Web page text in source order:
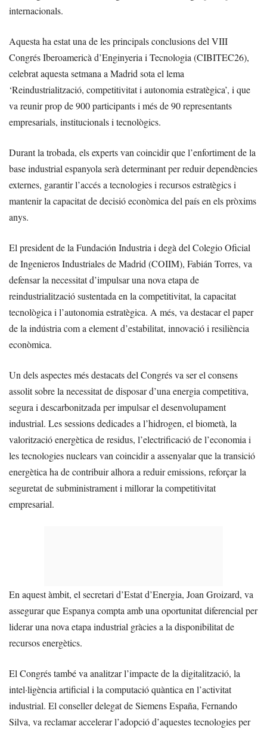
internacionals.
Aquesta ha estat una de les principals conclusions del VIII
Congrés Iberoamericà d’Enginyeria i Tecnologia (CIBITEC26),
celebrat aquesta setmana a Madrid sota el lema
‘Reindustrialització, competitivitat i autonomia estratègica’, i que
va reunir prop de 900 participants i més de 90 representants
empresarials, institucionals i tecnològics.
Durant la trobada, els experts van coincidir que l’enfortiment de la
base industrial espanyola serà determinant per reduir dependències
externes, garantir l’accés a tecnologies i recursos estratègics i
mantenir la capacitat de decisió econòmica del país en els pròxims
anys.
El president de la Fundación Industria i degà del Colegio Oficial
de Ingenieros Industriales de Madrid (COIIM), Fabián Torres, va
defensar la necessitat d’impulsar una nova etapa de
reindustrialització sustentada en la competitivitat, la capacitat
tecnològica i l’autonomia estratègica. A més, va destacar el paper
de la indústria com a element d’estabilitat, innovació i resiliència
econòmica.
Un dels aspectes més destacats del Congrés va ser el consens
assolit sobre la necessitat de disposar d’una energia competitiva,
segura i descarbonitzada per impulsar el desenvolupament
industrial. Les sessions dedicades a l’hidrogen, el biometà, la
valorització energètica de residus, l’electrificació de l’economia i
les tecnologies nuclears van coincidir a assenyalar que la transició
energètica ha de contribuir alhora a reduir emissions, reforçar la
seguretat de subministrament i millorar la competitivitat
empresarial.
En aquest àmbit, el secretari d’Estat d’Energia, Joan Groizard, va
assegurar que Espanya compta amb una oportunitat diferencial per
liderar una nova etapa industrial gràcies a la disponibilitat de
recursos energètics.
El Congrés també va analitzar l’impacte de la digitalització, la
intel·ligència artificial i la computació quàntica en l’activitat
industrial. El conseller delegat de Siemens España, Fernando
Silva, va reclamar accelerar l’adopció d’aquestes tecnologies per